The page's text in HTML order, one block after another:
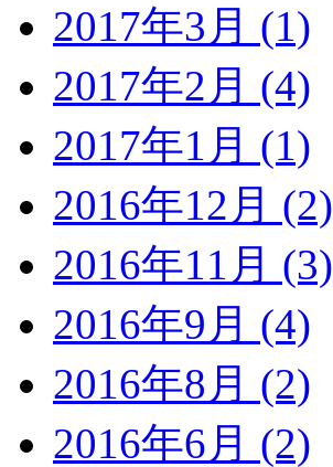
2017年3月 (1)
2017年2月 (4)
2017年1月 (1)
2016年12月 (2)
2016年11月 (3)
2016年9月 (4)
2016年8月 (2)
2016年6月 (2)